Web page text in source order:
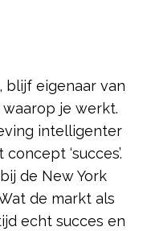
blijf eigenaar van
je werkt.
intelligenter
‘succes’.
de New York
de markt als
echt succes en